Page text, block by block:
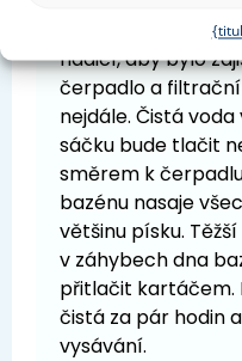
hadicí, aby bylo
čerpadlo a filtrační
nejdále. Čistá
sáčku bude tlačit
směrem k
bazénu nasaje
většinu písku.
v záhybech dna
přitlačit kartáčem.
čistá za pár hodin
vysávání.